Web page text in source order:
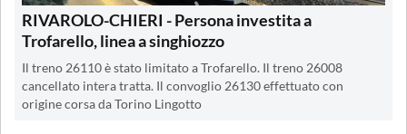
RIVAROLO-CHIERI - Persona investita a
Trofarello, linea a singhiozzo
Il treno 26110 è stato limitato a Trofarello. Il treno 26008
cancellato intera tratta. Il convoglio 26130 effettuato con
origine corsa da Torino Lingotto